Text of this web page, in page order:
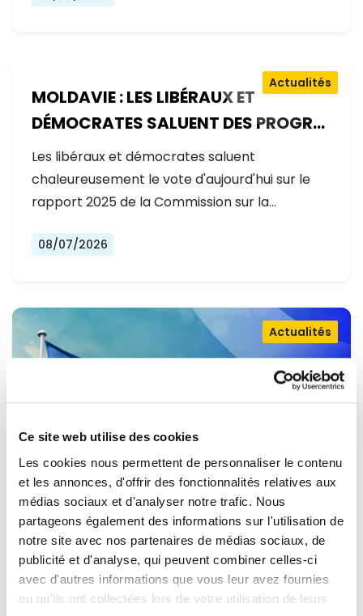
Ce site web utilise des cookies
Les cookies nous permettent de personnaliser le contenu
et les annonces, d'offrir des fonctionnalités relatives aux
médias sociaux et d'analyser notre trafic. Nous
partageons également des informations sur l'utilisation de
notre site avec nos partenaires de médias sociaux, de
publicité et d'analyse, qui peuvent combiner celles-ci
avec d'autres informations que vous leur avez fournies
ou qu'ils ont collectées lors de votre utilisation de leurs
MOLDAVIE : LES LIBÉRAUX ET
DÉMOCRATES SALUENT DES PROGRÈS
EXCEPTIONNELS SUR LA VOIE DE
L'ADHÉSION À L'UE
Actualités
Les libéraux et démocrates saluent
chaleureusement le vote d'aujourd'hui sur le
rapport 2025 de la Commission sur la…
08/07/2026
OUVRIR LA PORTE À L'UKRAINE,
MAINTENIR LA PRESSION SUR LA
RUSSIE
Actualités
Renew Europe appelle l'Ukraine à accélérer la